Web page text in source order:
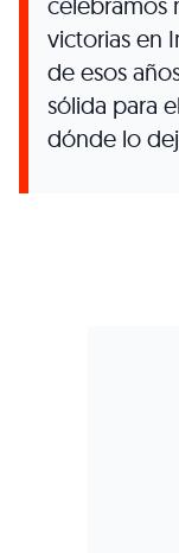
victorias en
de esos
sólida para
dónde lo